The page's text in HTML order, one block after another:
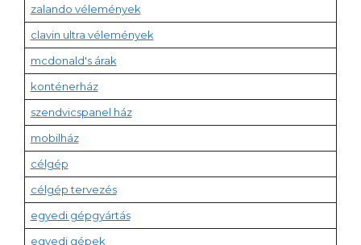
zalando vélemények
clavin ultra vélemények
mcdonald's árak
konténerház
szendvicspanel ház
mobilház
célgép
célgép tervezés
egyedi gépgyártás
egyedi gépek